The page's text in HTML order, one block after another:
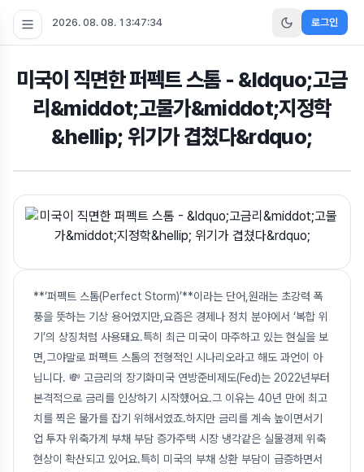
2026. 08. 08. 13:47:34 로그인
미국이 직면한 퍼펙트 스톰 - &ldquo;고금
리&middot;고물가&middot;지정학
&hellip; 위기가 겹쳤다&rdquo;
**‘퍼펙트 스톰(Perfect Storm)’**이라는 단어,원래는 초강력 폭
풍을 뜻하는 기상 용어였지만,요즘은 경제나 정치 분야에서 ‘복합 위
기’의 상징처럼 사용돼요.특히 최근 미국이 마주하고 있는 현실을 보
면,그야말로 퍼펙트 스톰의 전형적인 시나리오라고 해도 과언이 아
닙니다. 💸 고금리의 장기화미국 연방준비제도(Fed)는 2022년부터
본격적으로 금리를 인상하기 시작했어요.그 이유는 40년 만에 최고
치를 찍은 물가를 잡기 위해서였죠.하지만 금리를 계속 높이면서기
업 투자 위축가계 부채 부담 증가주택 시장 냉각같은 실물경제 위축
현상이 확산되고 있어요.특히 미국의 부채 상환 부담이 급증하면서